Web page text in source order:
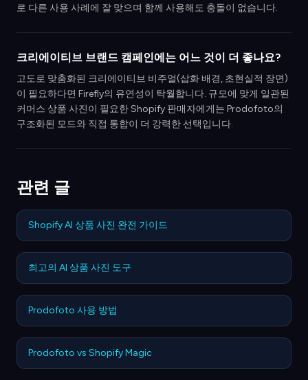
로 다른 사용 사례에 잘 맞으며 함께 사용해도 충돌이 없습니다.
크리에이티브 브랜드 캠페인에는 어느 것이 더 좋나요?
고도로 맞춤화된 크리에이티브 비주얼(삽화 배경, 초현실적 장면)
이 필요하다면 Firefly의 유연성이 탁월합니다. 규모에 맞게 일관된
커머스 상품 사진이 필요한 Shopify 판매자에게는 Prodofoto의
구조화된 모드와 직접 통합이 더 강력한 선택입니다.
관련 글
Shopify AI 상품 사진 완전 가이드
최고의 AI 상품 사진 도구
Prodofoto 사용 방법
Prodofoto vs Shopify Magic